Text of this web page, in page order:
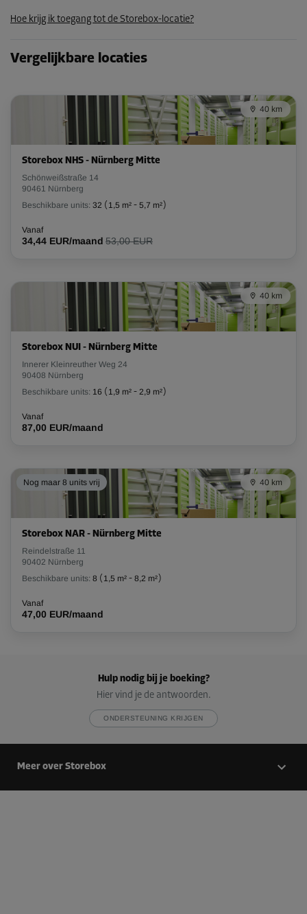
Unit 10
Inhoud: 10,5 m³
122,00 EUR/maand
Unit 11
Oppervlak: 3,8 m²
Inhoud: 11,4 m³
L: 2,6 m B:1,5m H: 3m
Oppervlak: 7,4 m²
Inhoud: 22,2 m³
L: 2,9m 2,6 m H:3 m
Vanaf
210,00 EUR/maand
Oppervlak: 1,3 m²
L:1,3m B:1m H:3m
Vanaf
53,00 EUR/maand
H:3m
57,00 EUR/maand
Unit 17
Oppervlak: 3,7 m²
Hoe krijg ik toegang tot de Storebox-locatie?
Vergelijkbare locaties
40 km
Storebox NHS - Nürnberg Mitte
Schönweißstraße 14
90461 Nürnberg
Beschikbare units: 32 ( 1,5 m² - 5,7 m²)
Vanaf
34,44 EUR/maand 53,00 EUR
40 km
Storebox NUI - Nürnberg Mitte
Innerer Kleinreuther Weg 24
90408 Nürnberg
Beschikbare units: 16 ( 1,9 m² - 2,9 m²)
Vanaf
87,00 EUR/maand
Nog maar 8 units vrij 40 km
Storebox NAR - Nürnberg Mitte
Reindelstraße 11
90402 Nürnberg
Beschikbare units: 8 ( 1,5 m² - 8,2 m²)
Vanaf
47,00 EUR/maand
Hulp nodig bij je boeking?
Hier vind je de antwoorden.
ONDERSTEUNING KRIJGEN
Meer over Storebox